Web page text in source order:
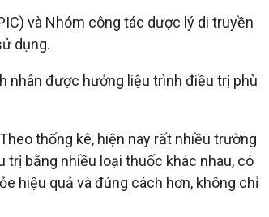
và Nhóm công tác dược lý di truyền
dụng.
nhân được hưởng liệu trình điều trị phù
thống kê, hiện nay rất nhiều trường
bằng nhiều loại thuốc khác nhau, có
hiệu quả và đúng cách hơn, không chỉ